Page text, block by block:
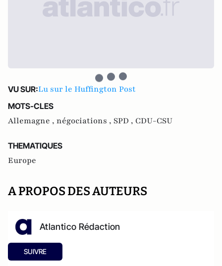
VU SUR:Lu sur le Huffington Post
MOTS-CLES
Allemagne , négociations , SPD , CDU-CSU
THEMATIQUES
Europe
A PROPOS DES AUTEURS
Atlantico Rédaction
SUIVRE